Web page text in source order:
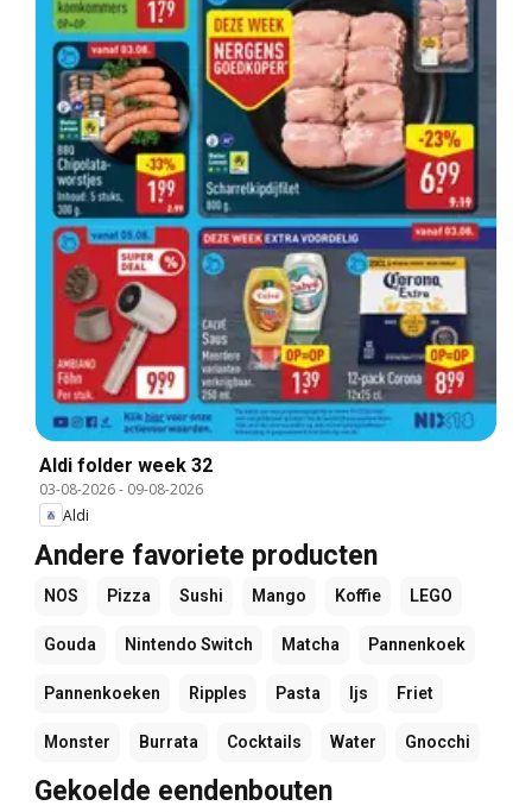
Aldi folder week 32
03-08-2026- 09-08-2026
Aldi
Andere favoriete producten
NOS Pizza Sushi Mango Koffie LEGO
Gouda Nintendo Switch Matcha Pannenkoek
Pannenkoeken Ripples Pasta Ijs Friet
Monster Burrata Cocktails Water Gnocchi
Gekoelde eendenbouten